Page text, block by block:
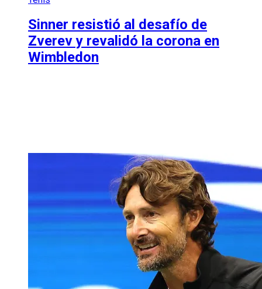
Sinner resistió al desafío de
Zverev y revalidó la corona en
Wimbledon